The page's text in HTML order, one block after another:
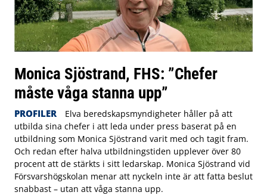
Monica Sjöstrand, FHS: ”Chefer
måste våga stanna upp”
PROFILER
Elva beredskapsmyndigheter håller på att
utbilda sina chefer i att leda under press baserat på en
utbildning som Monica Sjöstrand varit med och tagit fram.
Och redan efter halva utbildningstiden upplever över 80
procent att de stärkts i sitt ledarskap. Monica Sjöstrand vid
Försvarshögskolan menar att nyckeln inte är att fatta beslut
snabbast – utan att våga stanna upp.